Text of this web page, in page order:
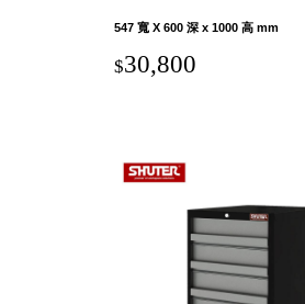
547 寬 X 600 深 x 1000 高 mm
$30,800